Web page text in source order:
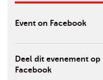
Event on Facebook
Deel dit evenement op
Facebook